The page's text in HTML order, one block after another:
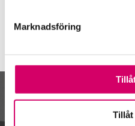
Marknadsföring
Tillåt
Kalendarium